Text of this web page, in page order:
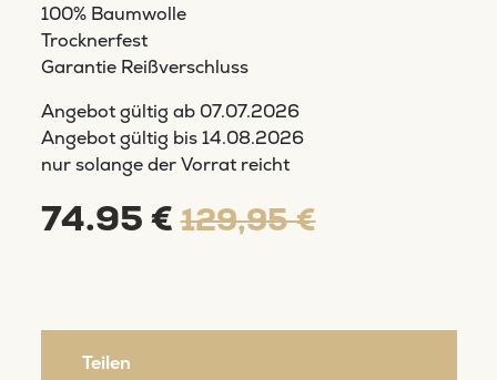
100% Baumwolle
Trocknerfest
Garantie Reißverschluss
Angebot gültig ab 07.07.2026
Angebot gültig bis14.08.2026
nur solange der Vorrat reicht
74.95 €129,95 €
Teilen